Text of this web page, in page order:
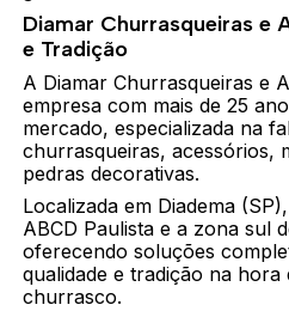
Diamar Churrasqueiras e
e Tradição
A Diamar Churrasqueiras e
empresa com mais de 25
mercado, especializada na
churrasqueiras, acessórios,
pedras decorativas.
Localizada em Diadema
ABCD Paulista e a zona sul
oferecendo soluções
qualidade e tradição na
churrasco.